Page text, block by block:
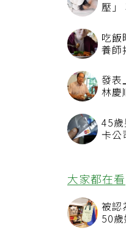
睡
壓
吃
養
發
林
45
卡
大家都在看
被
50